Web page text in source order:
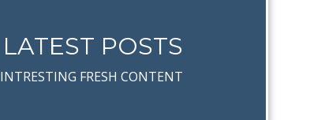
LATEST POSTS
INTRESTING FRESH CONTENT